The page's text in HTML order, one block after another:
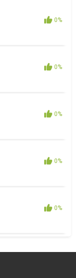
0%
0%
0%
0%
0%